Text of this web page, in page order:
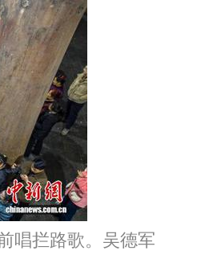
唱拦路歌。吴德军